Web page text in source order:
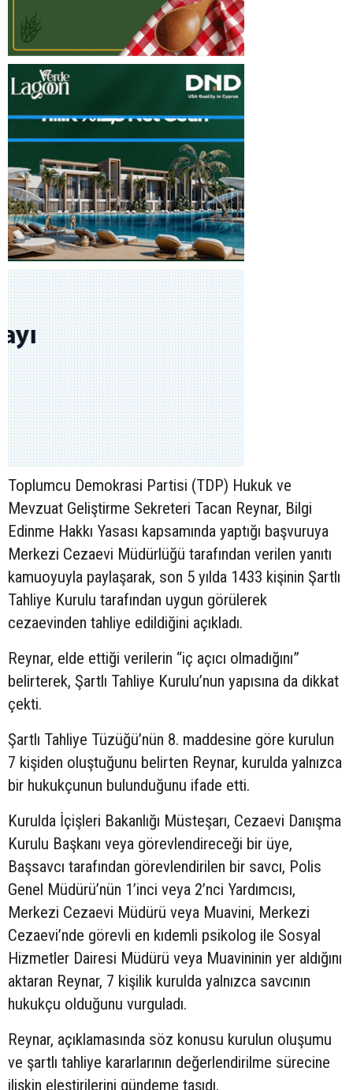
Toplumcu Demokrasi Partisi (TDP) Hukuk ve
Mevzuat Geliştirme Sekreteri Tacan Reynar, Bilgi
Edinme Hakkı Yasası kapsamında yaptığı başvuruya
Merkezi Cezaevi Müdürlüğü tarafından verilen yanıtı
kamuoyuyla paylaşarak, son 5 yılda 1433 kişinin Şartlı
Tahliye Kurulu tarafından uygun görülerek
cezaevinden tahliye edildiğini açıkladı.
Reynar, elde ettiği verilerin “iç açıcı olmadığını”
belirterek, Şartlı Tahliye Kurulu’nun yapısına da dikkat
çekti.
Şartlı Tahliye Tüzüğü’nün 8. maddesine göre kurulun
7 kişiden oluştuğunu belirten Reynar, kurulda yalnızca
bir hukukçunun bulunduğunu ifade etti.
Kurulda İçişleri Bakanlığı Müsteşarı, Cezaevi Danışma
Kurulu Başkanı veya görevlendireceği bir üye,
Başsavcı tarafından görevlendirilen bir savcı, Polis
Genel Müdürü’nün 1’inci veya 2’nci Yardımcısı,
Merkezi Cezaevi Müdürü veya Muavini, Merkezi
Cezaevi’nde görevli en kıdemli psikolog ile Sosyal
Hizmetler Dairesi Müdürü veya Muavininin yer aldığını
aktaran Reynar, 7 kişilik kurulda yalnızca savcının
hukukçu olduğunu vurguladı.
Reynar, açıklamasında söz konusu kurulun oluşumu
ve şartlı tahliye kararlarının değerlendirilme sürecine
ilişkin eleştirilerini gündeme taşıdı.